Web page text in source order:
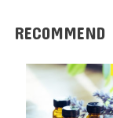
RECOMMEND